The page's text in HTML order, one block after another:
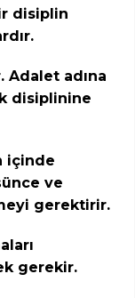
disiplin
Adalet adına
disiplinine
içinde
ve
gerektirir.
gerekir.